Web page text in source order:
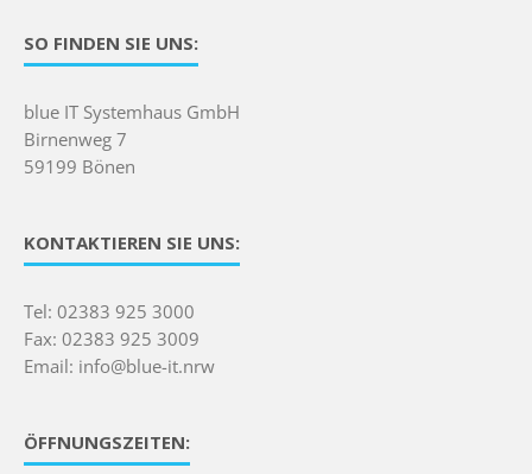
SO FINDEN SIE UNS:
blue IT Systemhaus GmbH
Birnenweg 7
59199 Bönen
KONTAKTIEREN SIE UNS:
Tel: 02383 925 3000
Fax: 02383 925 3009
Email: info@blue-it.nrw
ÖFFNUNGSZEITEN: